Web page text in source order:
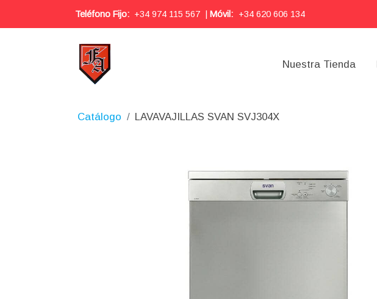
Teléfono Fijo: +34 974 115 567 Móvil: +34 620 606 134
Nuestra Tienda
Catálogo LAVAVAJILLAS SVAN SVJ304X